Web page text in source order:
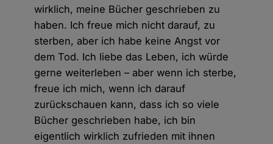
wirklich, meine Bücher geschrieben zu
haben. Ich freue mich nicht darauf, zu
sterben, aber ich habe keine Angst vor
dem Tod. Ich liebe das Leben, ich würde
gerne weiterleben – aber wenn ich sterbe,
freue ich mich, wenn ich darauf
zurückschauen kann, dass ich so viele
Bücher geschrieben habe, ich bin
eigentlich wirklich zufrieden mit ihnen